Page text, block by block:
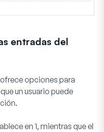
entradas del
opciones para
un usuario puede
en 1, mientras que el